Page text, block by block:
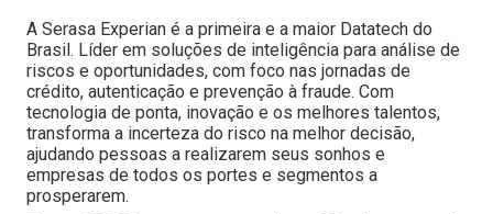
A Serasa Experian é a primeira e a maior Datatech do
Brasil. Líder em soluções de inteligência para análise de
riscos e oportunidades, com foco nas jornadas de
crédito, autenticação e prevenção à fraude. Com
tecnologia de ponta, inovação e os melhores talentos,
transforma a incerteza do risco na melhor decisão,
ajudando pessoas a realizarem seus sonhos e
empresas de todos os portes e segmentos a
prosperarem.